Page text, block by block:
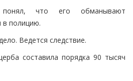
понял, что его обманывают
в полицию.
Ведется следствие.
составила порядка 90 тысяч